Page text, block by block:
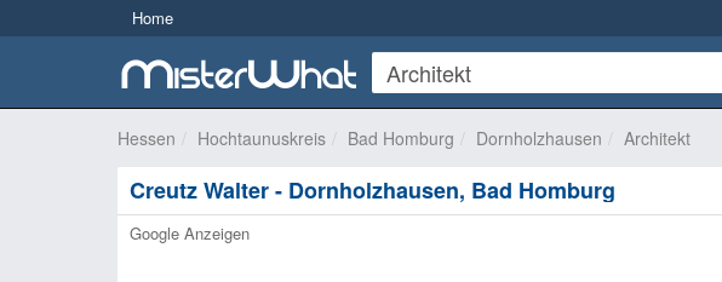
Home
Hessen Hochtaunuskreis Bad Homburg Dornholzhausen Architekt
Creutz Walter - Dornholzhausen, Bad Homburg
Google Anzeigen